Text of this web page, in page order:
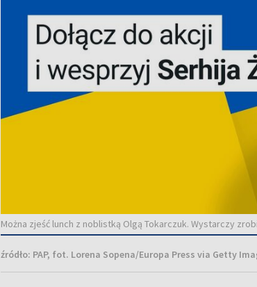
Można zjeść lunch z noblistką Olgą Tokarczuk. Wystarczy
źródło: PAP, fot. Lorena Sopena/Europa Press via Getty